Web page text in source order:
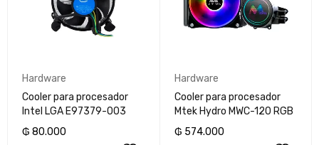
Hardware
Cooler para procesador
Intel LGA E97379-003
₲ 80.000
Hardware
Cooler para procesador
Mtek Hydro MWC-120 RGB
₲ 574.000